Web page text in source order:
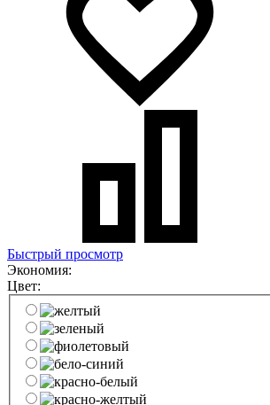
Быстрый просмотр
Экономия:
Цвет: